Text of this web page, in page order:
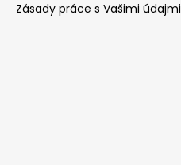
Zásady práce s Vašimi údajmi